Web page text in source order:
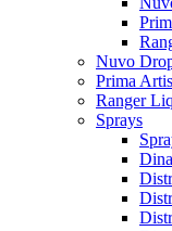
Nuvo
Prima
Ranger
Sprays